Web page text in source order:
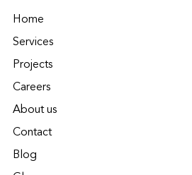
Home
Services
Projects
Careers
About us
Contact
Blog